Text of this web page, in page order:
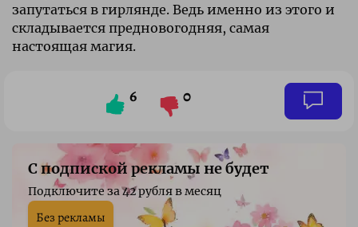
запутаться в гирлянде. Ведь именно из этого и
складывается предновогодняя, самая
настоящая магия.
6 0
С подпиской рекламы не будет
Подключите за 42 рубля в месяц
Без рекламы